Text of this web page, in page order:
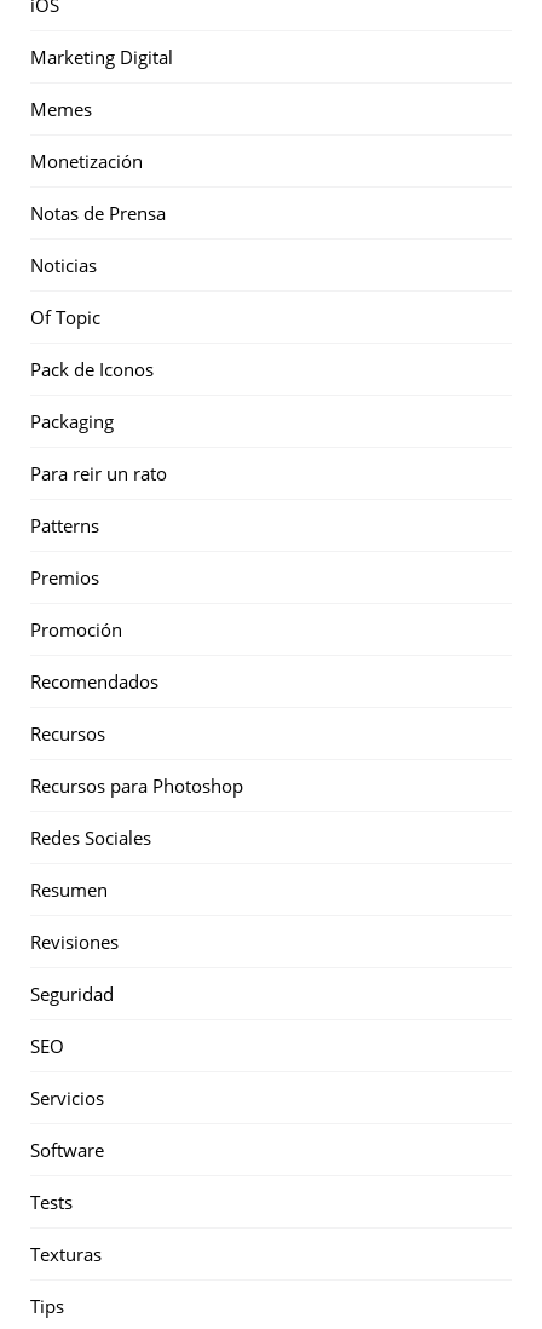
iOS
Marketing Digital
Memes
Monetización
Notas de Prensa
Noticias
Of Topic
Pack de Iconos
Packaging
Para reir un rato
Patterns
Premios
Promoción
Recomendados
Recursos
Recursos para Photoshop
Redes Sociales
Resumen
Revisiones
Seguridad
SEO
Servicios
Software
Tests
Texturas
Tips